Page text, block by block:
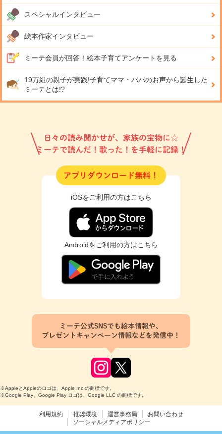
スペシャルインタビュー
絵本作家インタビュー
ミーテ会員が回答！ 絵本子育てアンケートを見る
19万組の親子が実践!子育てママ・パパのお声から誕生した
ミーテとは!?
日々の読み聞かせが、家族の宝物に☆
ミーテで読んだ！歌った！を手軽に記録！
アプリダウンロード無料！
iOSをご利用の方はこちら
Androidをご利用の方はこちら
ミーテ公式SNSでも絵本情報や、
プレゼントキャンペーン情報などを発信中！
※AppleとAppleのロゴは、Apple Inc.の商標です。
※Google Play、Google Play ロゴは、Google LLC の商標です。
利用規約 推奨環境 運営事務局
お問い合わせ
ソーシャルメディアポリシー